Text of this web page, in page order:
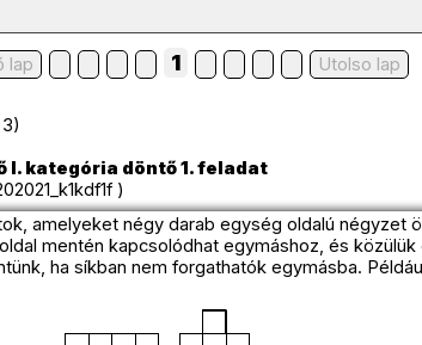
lap 1 Utolso lap
I. kategória döntő 1. feladat
)
amelyeket négy darab egység oldalú négyzet
mentén kapcsolódhat egymáshoz, és
ha síkban nem forgathatók egymásba.